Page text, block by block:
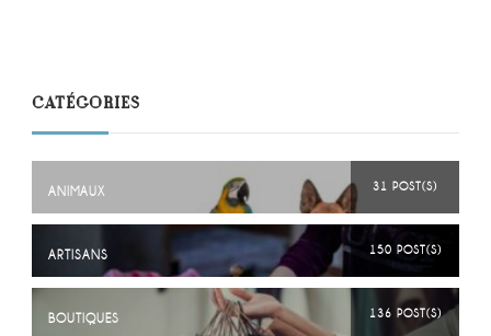
CATÉGORIES
ANIMAUX 31 POST(S)
ARTISANS 150 POST(S)
BOUTIQUES 136 POST(S)